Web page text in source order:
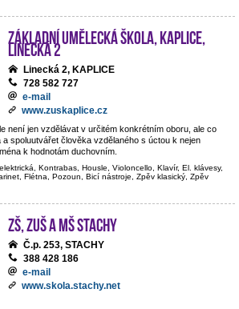
Základní umělecká škola, Kaplice,
Linecká 2
Linecká 2, KAPLICE
728 582 727
e-mail
www.zuskaplice.cz
není jen vzdělávat v určitém konkrétním oboru, ale co
spoluutvářet člověka vzdělaného s úctou k nejen
k hodnotám duchovním.
Kontrabas, Housle, Violoncello, Klavír, El. klávesy,
Flétna, Pozoun, Bicí nástroje, Zpěv klasický, Zpěv
ZŠ, ZUŠ a MŠ Stachy
Č.p. 253, STACHY
388 428 186
e-mail
www.skola.stachy.net